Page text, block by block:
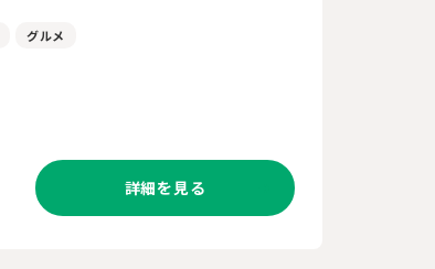
グルメ
詳細を見る